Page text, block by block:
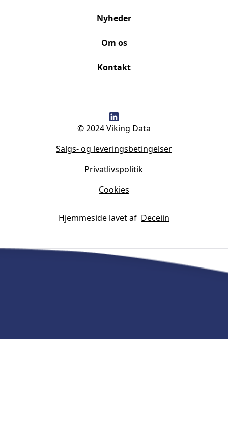
Nyheder
Om os
Kontakt
© 2024 Viking Data
Salgs- og leveringsbetingelser
Privatlivspolitik
Cookies
Hjemmeside lavet af Deceiin